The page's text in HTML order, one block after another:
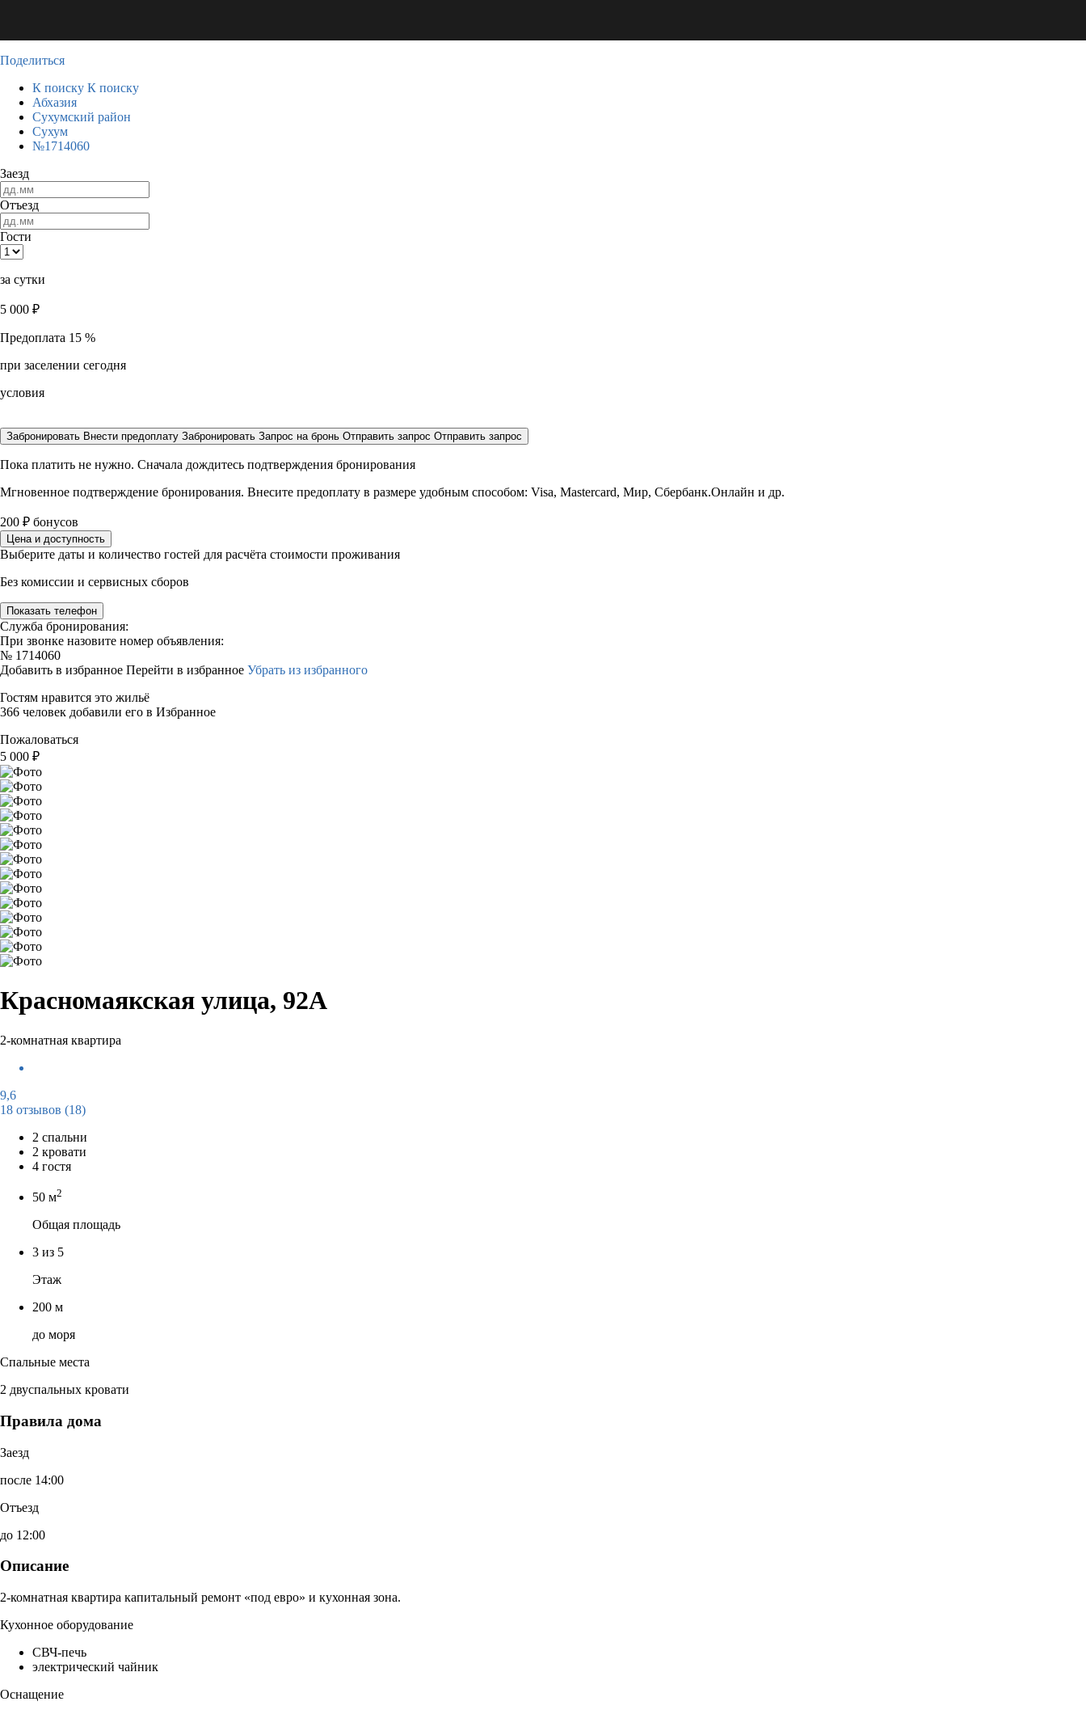
Поделиться
К поиску К поиску
Абхазия
Сухумский район
Сухум
№1714060
Заезд
Отъезд
Гости
за сутки
5 000 ₽
Предоплата 15 %
при заселении сегодня
условия
Забронировать Внести предоплату Забронировать Запрос на бронь Отправить запрос Отправить запрос
Пока платить не нужно. Сначала дождитесь подтверждения бронирования
Мгновенное подтверждение бронирования. Внесите предоплату в размере удобным способом: Visa, Mastercard, Мир, Сбербанк.Онлайн и др.
200 ₽ бонусов
Цена и доступность
Выберите даты и количество гостей для расчёта стоимости проживания
Без комиссии и сервисных сборов
Показать телефон
Служба бронирования:
При звонке назовите номер объявления:
№ 1714060
Добавить в избранное Перейти в избранное Убрать из избранного
Гостям нравится это жильё
366 человек добавили его в Избранное
Пожаловаться
5 000 ₽
Красномаякская улица, 92А
2-комнатная квартира
9,6
18 отзывов (18)
2 спальни
2 кровати
4 гостя
50 м2
Общая площадь
3 из 5
Этаж
200 м
до моря
Спальные места
2 двуспальных кровати
Правила дома
Заезд
после 14:00
Отъезд
до 12:00
Описание
2-комнатная квартира капитальный ремонт «под евро» и кухонная зона.
Кухонное оборудование
СВЧ-печь
электрический чайник
Оснащение